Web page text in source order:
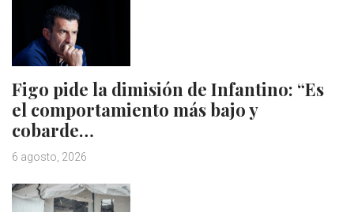
Figo pide la dimisión de Infantino: “Es
el comportamiento más bajo y
cobarde…
6 agosto, 2026